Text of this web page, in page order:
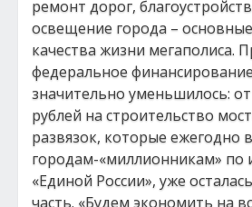
ремонт дорог,
освещение города –
качества жизни мегаполиса.
федеральное
значительно уменьшилось:
рублей на строительство
развязок, которые ежегодно
городам-«миллионникам» по
«Единой России», уже
часть. «Будем экономить на